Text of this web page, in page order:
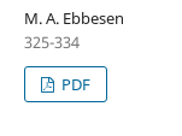
M. A. Ebbesen
325-334
PDF